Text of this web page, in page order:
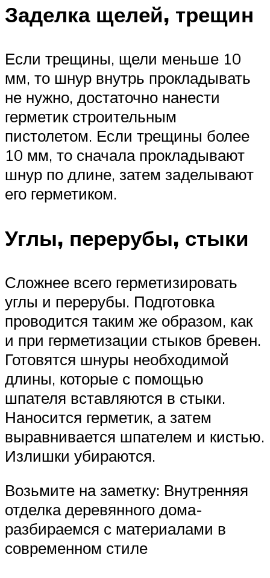
Заделка щелей, трещин
Если трещины, щели меньше 10
мм, то шнур внутрь прокладывать
не нужно, достаточно нанести
герметик строительным
пистолетом. Если трещины более
10 мм, то сначала прокладывают
шнур по длине, затем заделывают
его герметиком.
Углы, перерубы, стыки
Сложнее всего герметизировать
углы и перерубы. Подготовка
проводится таким же образом, как
и при герметизации стыков бревен.
Готовятся шнуры необходимой
длины, которые с помощью
шпателя вставляются в стыки.
Наносится герметик, а затем
выравнивается шпателем и кистью.
Излишки убираются.
Возьмите на заметку: Внутренняя
отделка деревянного дома-
разбираемся с материалами в
современном стиле